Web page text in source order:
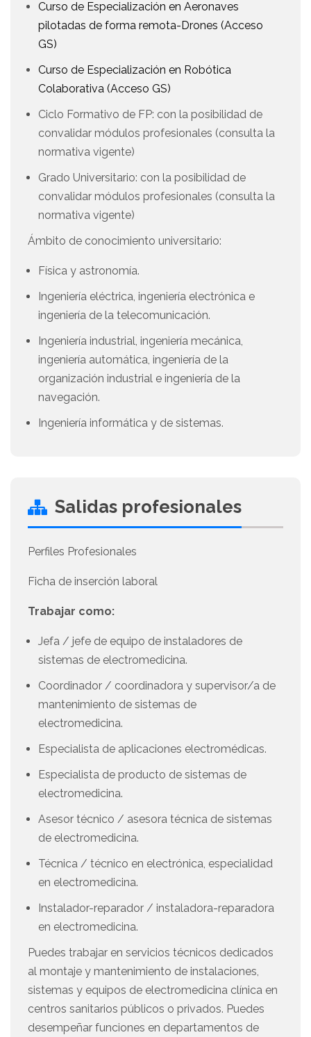
Curso de Especialización en Aeronaves
pilotadas de forma remota-Drones (Acceso
GS)
Curso de Especialización en Robótica
Colaborativa (Acceso GS)
Ciclo Formativo de FP: con la posibilidad de
convalidar módulos profesionales (consulta la
normativa vigente)
Grado Universitario: con la posibilidad de
convalidar módulos profesionales (consulta la
normativa vigente)
Ámbito de conocimiento universitario:
Física y astronomía.
Ingeniería eléctrica, ingeniería electrónica e
ingeniería de la telecomunicación.
Ingeniería industrial, ingeniería mecánica,
ingeniería automática, ingeniería de la
organización industrial e ingeniería de la
navegación.
Ingeniería informática y de sistemas.
Salidas profesionales
Perfiles Profesionales
Ficha de inserción laboral
Trabajar como:
Jefa / jefe de equipo de instaladores de
sistemas de electromedicina.
Coordinador / coordinadora y supervisor/a de
mantenimiento de sistemas de
electromedicina.
Especialista de aplicaciones electromédicas.
Especialista de producto de sistemas de
electromedicina.
Asesor técnico / asesora técnica de sistemas
de electromedicina.
Técnica / técnico en electrónica, especialidad
en electromedicina.
Instalador-reparador / instaladora-reparadora
en electromedicina.
Puedes trabajar en servicios técnicos dedicados
al montaje y mantenimiento de instalaciones,
sistemas y equipos de electromedicina clínica en
centros sanitarios públicos o privados. Puedes
desempeñar funciones en departamentos de